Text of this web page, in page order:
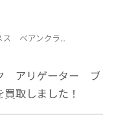
ス ベアンクラ...
アリゲーター ブ
取しました！